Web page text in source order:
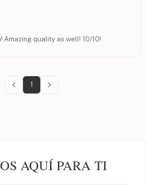
Amazing quality as well! 10/10!
1
AQUÍ PARA TI